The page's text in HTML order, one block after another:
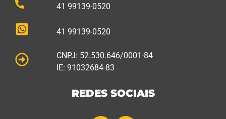
41 99139-0520
41 99139-0520
CNPJ: 52.530.646/0001-84
IE: 91032684-83
REDES SOCIAIS